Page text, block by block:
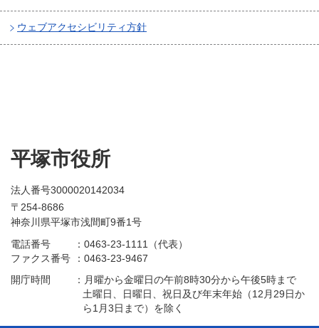
ウェブアクセシビリティ方針
平塚市役所
法人番号3000020142034
〒254-8686
神奈川県平塚市浅間町9番1号
電話番号
：0463-23-1111（代表）
ファクス番号
：0463-23-9467
開庁時間
： 月曜から金曜日の午前8時30分から午後5時まで
土曜日、日曜日、祝日及び年末年始（12月29日か
ら1月3日まで）を除く